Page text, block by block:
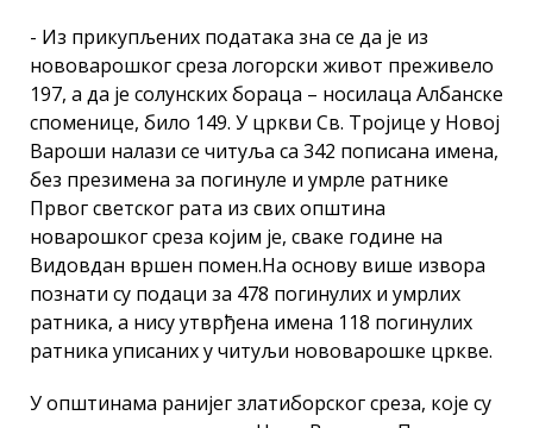
- Из прикупљених података зна се да је из
нововарошког среза логорски живот преживело
197, а да је солунских бораца – носилаца Албанске
споменице, било 149. У цркви Св. Тројице у Новој
Вароши налази се читуља са 342 пописана имена,
без презимена за погинуле и умрле ратнике
Првог светског рата из свих општина
новарошког среза којим је, сваке године на
Видовдан вршен помен.На основу више извора
познати су подаци за 478 погинулих и умрлих
ратника, а нису утврђена имена 118 погинулих
ратника уписаних у читуљи нововарошке цркве.
У општинама ранијег златиборског среза, које су